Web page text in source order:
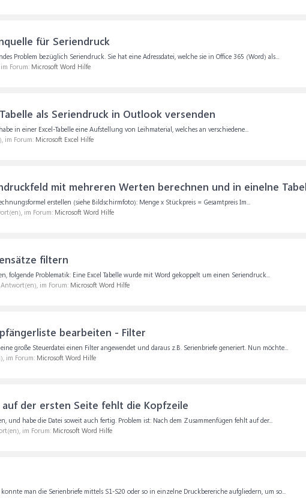
für Seriendruck
Problem bezüglich Seriendruck. Sie hat eine Adressdatei, welche sie in Office 365 (Word) als...
Forum: Microsoft Word Hilfe
als Seriendruck in Outlook versenden
in einer Excel-Tabelle eine Aufstellung von Leihmaterial, welches an verschiedene...
im Forum: Microsoft Excel Hilfe
mit mehreren Werten berechnen und in einelne
erstellen (siehe Bildschirmfoto): Menge x Stückpreis = Gesamtpreis Im...
im Forum: Microsoft Word Hilfe
filtern
folgende Problematik: Eine Excel Tabelle wurde mit Word gekoppelt um einen Seriendruck...
im Forum: Microsoft Word Hilfe
bearbeiten - Filter
große Steuerdatei einen Filter angewendet und daraus z.B. Serienbriefe generiert. Nun möchte...
im Forum: Microsoft Word Hilfe
der ersten Seite fehlt die Kopfzeile
und habe die Datei soweit auch fertig. Problem ist: Nach dem Zusammenfügen fehlt auf der...
im Forum: Microsoft Word Hilfe
man die Serienbriefe mittels S1-S20 oder so in einzelne Druckbereriche aufgliedern, um so...